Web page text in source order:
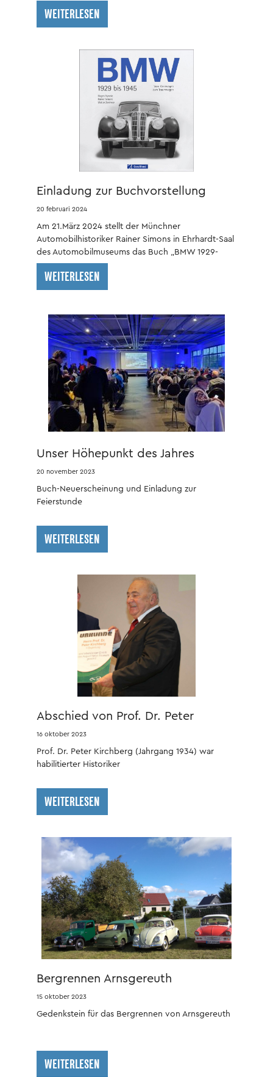
WEITERLESEN
Einladung zur Buchvorstellung
20 februari 2024
Am 21.März 2024 stellt der Münchner
Automobilhistoriker Rainer Simons in Ehrhardt-Saal
des Automobilmuseums das Buch „BMW 1929-
1945“ vor.
WEITERLESEN
Unser Höhepunkt des Jahres
20 november 2023
Buch-Neuerscheinung und Einladung zur
Feierstunde
WEITERLESEN
Abschied von Prof. Dr. Peter
Kirchberg
16 oktober 2023
Prof. Dr. Peter Kirchberg (Jahrgang 1934) war
habilitierter Historiker
WEITERLESEN
Bergrennen Arnsgereuth
15 oktober 2023
Gedenkstein für das Bergrennen von Arnsgereuth
WEITERLESEN